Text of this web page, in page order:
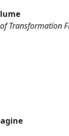
Transformation